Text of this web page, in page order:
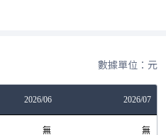
數據單位：元
2026/06 2026/07
無 無